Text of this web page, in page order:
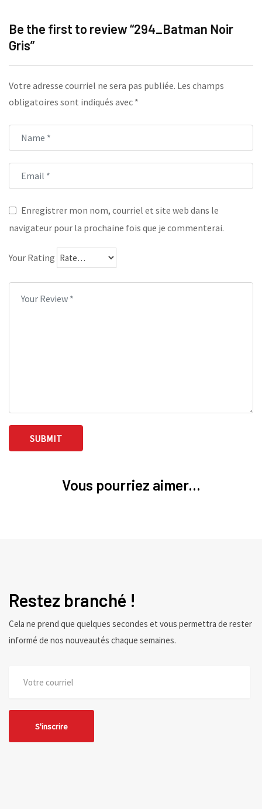
Be the first to review “294_Batman Noir
Gris”
Votre adresse courriel ne sera pas publiée. Les champs
obligatoires sont indiqués avec *
Enregistrer mon nom, courriel et site web dans le
navigateur pour la prochaine fois que je commenterai.
Your Rating
Vous pourriez aimer...
Restez branché !
Cela ne prend que quelques secondes et vous permettra de rester
informé de nos nouveautés chaque semaines.